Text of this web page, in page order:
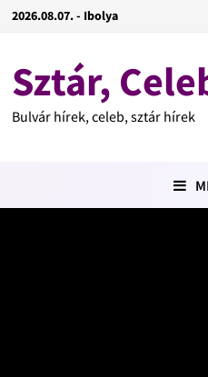
2026.08.07. - Ibolya
Sztár,
Bulvár hírek, celeb, sztár hírek